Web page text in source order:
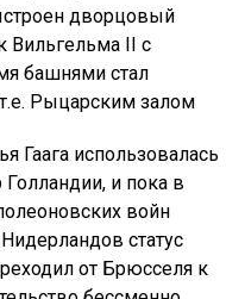
дворцовый
Вильгельма II с
башнями стал
Рыцарским залом
Гаага использовалась
и пока в
войн
статус
от Брюсселя к